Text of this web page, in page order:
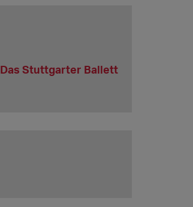
Das Stuttgarter Ballett